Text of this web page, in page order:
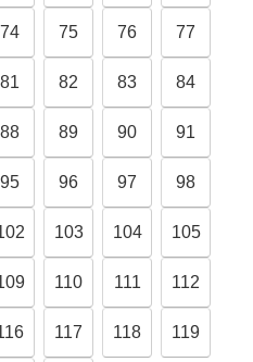
74 75 76 77
81 82 83 84
88 89 90 91
95 96 97 98
103 104 105
110 111 112
117 118 119